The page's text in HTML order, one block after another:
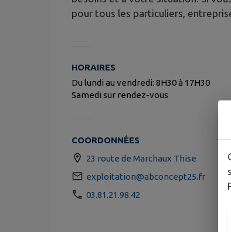
pour tous les particuliers,
HORAIRES
Du lundi au vendredi: 8H30 à 17H30
Samedi sur rendez-vous
COORDONNÉES
23 route de Marchaux Thise
exploitation@abconcept25.fr
03.81.21.98.42